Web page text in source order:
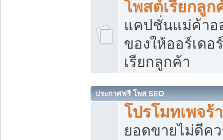
โพสต์เรียกลูก
แคปชั่นแม่ค้าอ
ของให้ออร์เดอ
เรียกลูกค้า
ประกาศฟรี โพส SEO
โปรโมทเพจร้
ยอดขายไม่ดีค